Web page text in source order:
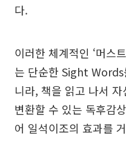
다.
이러한 체계적인 ‘머스
는 단순한 Sight
니라, 책을 읽고 나서
변환할 수 있는 독후감
어 일석이조의 효과를